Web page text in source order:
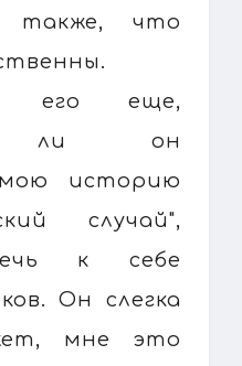
также, что
его еще,
ли он
историю
случай",
к себе
Он слегка
мне это